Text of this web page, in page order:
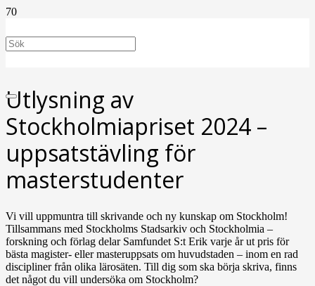
Utlysning av
Stockholmiapriset 2024 –
uppsatstävling för
masterstudenter
Vi vill uppmuntra till skrivande och ny kunskap om Stockholm!
Tillsammans med Stockholms Stadsarkiv och Stockholmia –
forskning och förlag delar Samfundet S:t Erik varje år ut pris för
bästa magister- eller masteruppsats om huvudstaden – inom en rad
discipliner från olika lärosäten. Till dig som ska börja skriva, finns
det något du vill undersöka om Stockholm?